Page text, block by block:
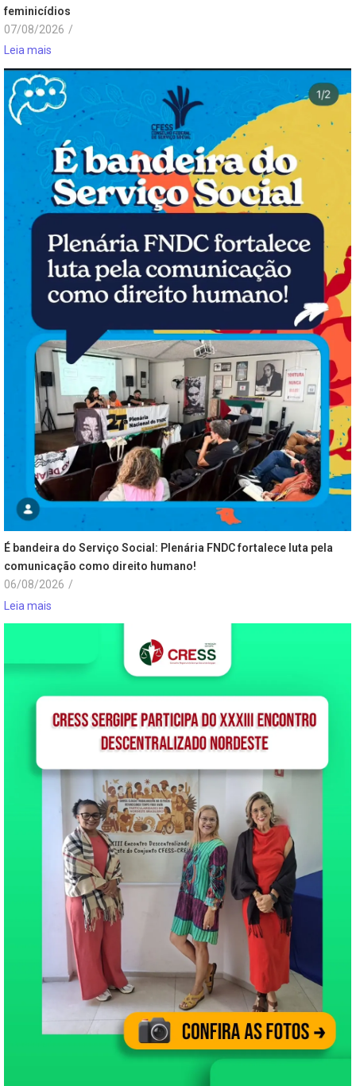
feminicídios
07/08/2026 /
Leia mais
É bandeira do Serviço Social: Plenária FNDC fortalece luta pela
comunicação como direito humano!
06/08/2026 /
Leia mais